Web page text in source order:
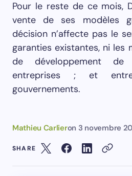
Pour le reste de ce mois,
vente de ses modèles
décision n’affecte pas le
garanties existantes, ni les
de développement de
entreprises ; et
gouvernements.
Mathieu Carlieron 3 novembre
SHARE